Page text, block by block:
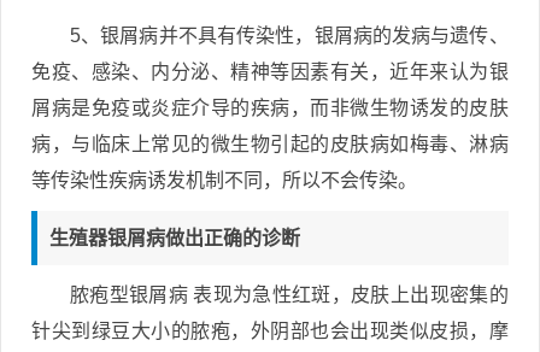
5、银屑病并不具有传染性，银屑病的发病与遗传、
免疫、感染、内分泌、精神等因素有关，近年来认为银
屑病是免疫或炎症介导的疾病，而非微生物诱发的皮肤
病，与临床上常见的微生物引起的皮肤病如梅毒、淋病
等传染性疾病诱发机制不同，所以不会传染。
生殖器银屑病做出正确的诊断
脓疱型银屑病 表现为急性红斑，皮肤上出现密集的
针尖到绿豆大小的脓疱，外阴部也会出现类似皮损，摩